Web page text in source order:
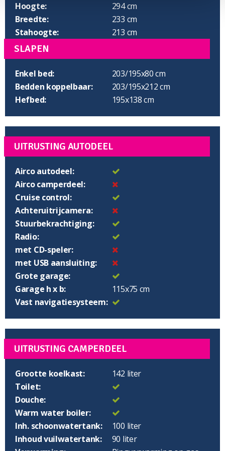
Hoogte:
294 cm
Breedte:
233 cm
Stahoogte:
213 cm
SLAPEN
Enkel bed:
203/195x80 cm
Bedden koppelbaar:
203/195x212 cm
Hefbed:
195x138 cm
UITRUSTING AUTODEEL
Airco autodeel:
Airco camperdeel:
Cruise control:
Achteruitrijcamera:
Stuurbekrachtiging:
Radio:
met CD-speler:
met USB aansluiting:
Grote garage:
Garage h x b:
115x75 cm
Vast navigatiesysteem:
UITRUSTING CAMPERDEEL
Grootte koelkast:
142 liter
Toilet:
Douche:
Warm water boiler:
Inh. schoonwatertank:
100 liter
Inhoud vuilwatertank:
90 liter